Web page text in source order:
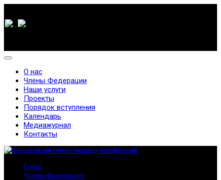
О нас
Члены Федерации
Наши услуги
Проекты
Порядок вступления
Календарь
Медиажурнал
Контакты
О нас
Члены Федерации